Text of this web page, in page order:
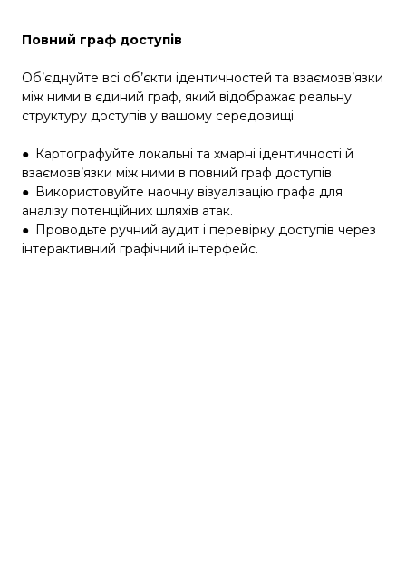
Повний граф доступів
Об’єднуйте всі об’єкти ідентичностей та взаємозв’язки
між ними в єдиний граф, який відображає реальну
структуру доступів у вашому середовищі.
● Картографуйте локальні та хмарні ідентичності й
взаємозв’язки між ними в повний граф доступів.
● Використовуйте наочну візуалізацію графа для
аналізу потенційних шляхів атак.
● Проводьте ручний аудит і перевірку доступів через
інтерактивний графічний інтерфейс.